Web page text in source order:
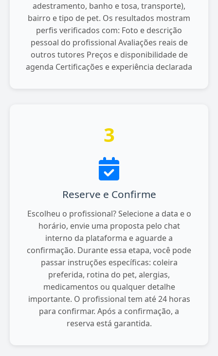
adestramento, banho e tosa, transporte),
bairro e tipo de pet. Os resultados mostram
perfis verificados com: Foto e descrição
pessoal do profissional Avaliações reais de
outros tutores Preços e disponibilidade de
agenda Certificações e experiência declarada
3
Reserve e Confirme
Escolheu o profissional? Selecione a data e o
horário, envie uma proposta pelo chat
interno da plataforma e aguarde a
confirmação. Durante essa etapa, você pode
passar instruções específicas: coleira
preferida, rotina do pet, alergias,
medicamentos ou qualquer detalhe
importante. O profissional tem até 24 horas
para confirmar. Após a confirmação, a
reserva está garantida.